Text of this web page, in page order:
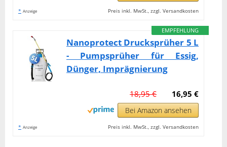
* Anzeige Preis inkl. MwSt., zzgl. Versandkosten
EMPFEHLUNG
Nanoprotect Drucksprüher 5 L
- Pumpsprüher für Essig,
Dünger, Imprägnierung
16,95 €
18,95 €
Bei Amazon ansehen
* Anzeige Preis inkl. MwSt., zzgl. Versandkosten